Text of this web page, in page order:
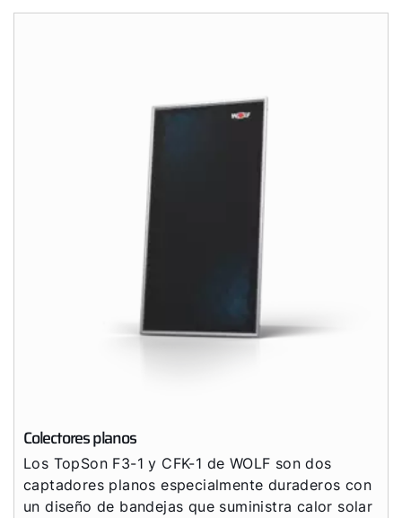
Colectores planos
Los TopSon F3-1 y CFK-1 de WOLF son dos
captadores planos especialmente duraderos con
un diseño de bandejas que suministra calor solar